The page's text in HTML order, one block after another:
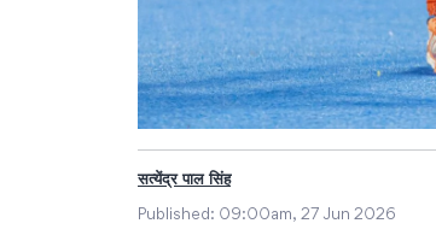
सत्येंद्र पाल सिंह
Published: 09:00am, 27 Jun 2026